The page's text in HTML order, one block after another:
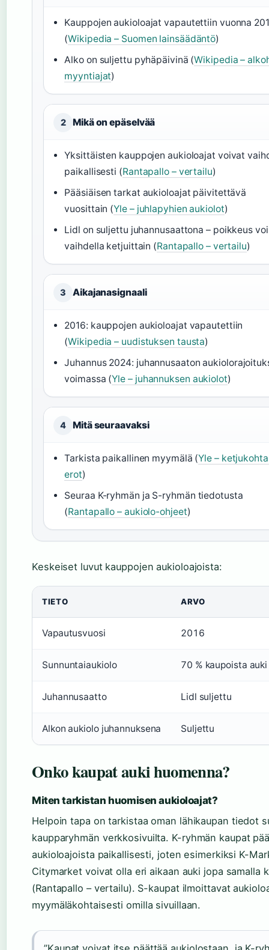
Kauppojen aukioloajat vapautettiin vuonna
(Wikipedia – Suomen lainsäädäntö)
Alko on suljettu pyhäpäivinä (Wikipedia –
myyntiajat)
2 Mikä on epäselvää
Yksittäisten kauppojen aukioloajat voivat
paikallisesti (Rantapallo – vertailu)
Pääsiäisen tarkat aukioloajat päivitettävä
vuosittain (Yle – juhlapyhien aukiolot)
Lidl on suljettu juhannusaattona – poikkeus voi
vaihdella ketjuittain (Rantapallo – vertailu)
3 Aikajanasignaali
2016: kauppojen aukioloajat vapautettiin
(Wikipedia – uudistuksen tausta)
Juhannus 2024: juhannusaaton
voimassa (Yle – juhannuksen aukiolot)
4 Mitä seuraavaksi
Tarkista paikallinen myymälä (Yle –
erot)
Seuraa K-ryhmän ja S-ryhmän tiedotusta
(Rantapallo – aukiolo-ohjeet)
Keskeiset luvut kauppojen aukioloajoista:
TIETO ARVO
Vapautusvuosi 2016
Sunnuntaiaukiolo 70 % kaupoista
Juhannusaatto Lidl suljettu
Alkon aukiolo juhannuksena Suljettu
Onko kaupat auki huomenna?
Miten tarkistan huomisen aukioloajat?
Helpoin tapa on tarkistaa oman lähikaupan tiedot
kaupparyhmän verkkosivuilta. K-ryhmän kaupat
aukioloajoista paikallisesti, joten esimerkiksi K-
Citymarket voivat olla eri aikaan auki jopa samalla
(Rantapallo – vertailu). S-kaupat ilmoittavat
myymäläkohtaisesti omilla sivuillaan.